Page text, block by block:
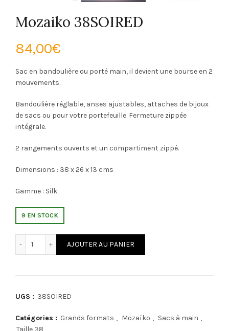
Mozaiko 38SOIRED
84,00€
Sac en bandoulière ou porté main, il devient une bourse en 2
mouvements.
Bandoulière réglable, anses ajustables, attaches de bijoux
de sacs ou pour votre portefeuille. Fermeture zippée
intégrale.
2 rangements ouverts et un compartiment zippé.
Dimensions : 38 x 26 x 13 cms
Gamme : Silk
9 EN STOCK
AJOUTER AU PANIER
UGS : 38SOIRED
Catégories : Grands formats , Mozaïko , Sacs à main ,